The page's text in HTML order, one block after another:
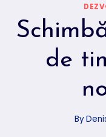
de
By